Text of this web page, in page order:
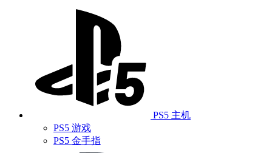
PS5 主机
PS5 游戏
PS5 金手指